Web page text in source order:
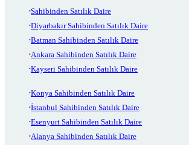
Sahibinden Satılık Daire
Diyarbakır Sahibinden Satılık Daire
Batman Sahibinden Satılık Daire
Ankara Sahibinden Satılık Daire
Kayseri Sahibinden Satılık Daire
Konya Sahibinden Satılık Daire
İstanbul Sahibinden Satılık Daire
Esenyurt Sahibinden Satılık Daire
Alanya Sahibinden Satılık Daire